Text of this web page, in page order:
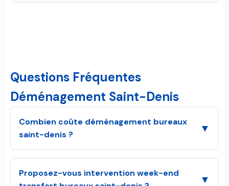
Questions Fréquentes
Déménagement Saint-Denis
Combien coûte déménagement bureaux
saint-denis ?
▼
Proposez-vous intervention week-end
▼